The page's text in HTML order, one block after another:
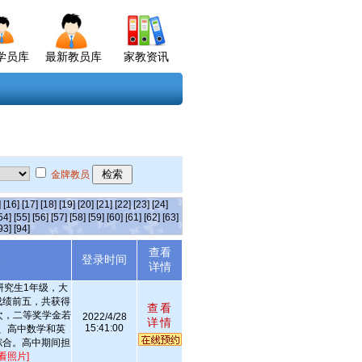
员库 最新教员库 家教资讯
金牌教员
[16] [17] [18] [19] [20] [21] [22] [23] [24]
[55] [56] [57] [58] [59] [60] [61] [62] [63]
[94]
登录时间
查看
详情
究生1年级，大
前五，共获得
二等奖学金若
高中数学和英
。高中期间担
照片]
2022/4/28
15:41:00
查看
详情